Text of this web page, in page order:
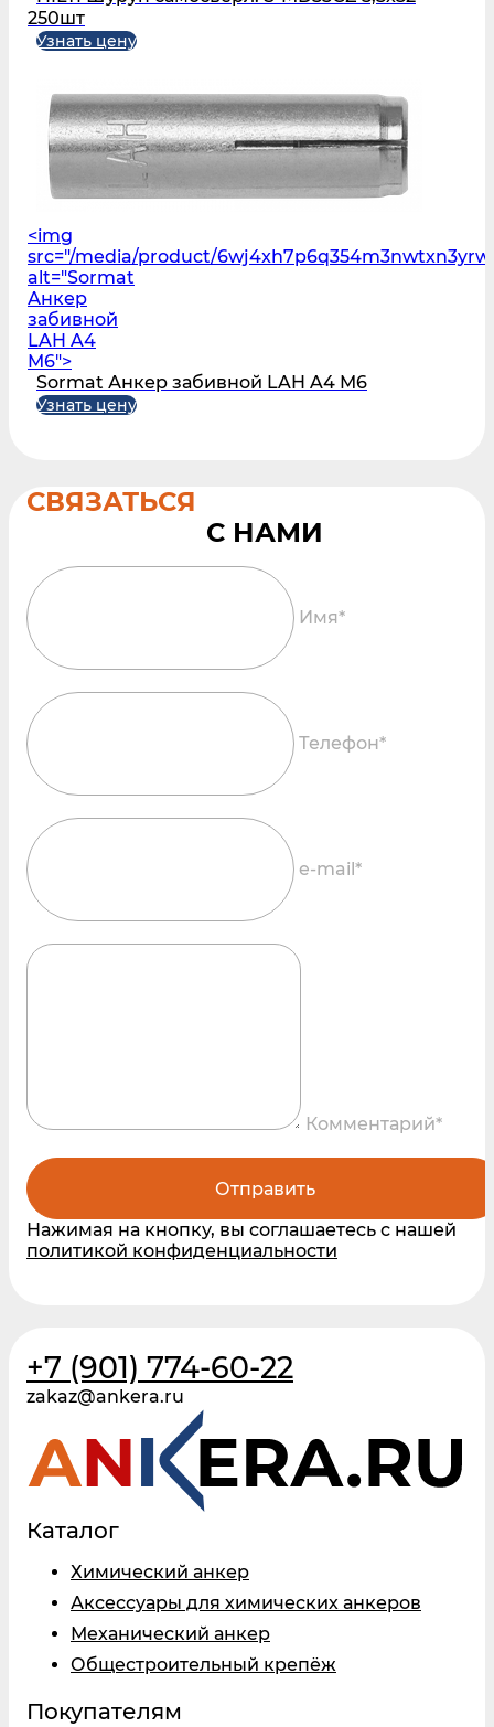
250шт
Узнать цену
<img
src="/media/product/
alt="Sormat
Анкер
забивной
LAH A4
M6">
Sormat Анкер забивной LAH A4 M6
Узнать цену
СВЯЗАТЬСЯ
Имя*
Телефон*
e-mail*
Комментарий*
Отправить
Нажимая на кнопку, вы соглашаетесь с нашей
политикой конфиденциальности
+7 (901) 774-60-22
zakaz@ankera.ru
Каталог
Химический анкер
Аксессуары для химических анкеров
Механический анкер
Общестроительный крепёж
Покупателям